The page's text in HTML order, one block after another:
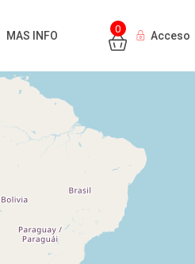
MAS INFO
0
Acceso